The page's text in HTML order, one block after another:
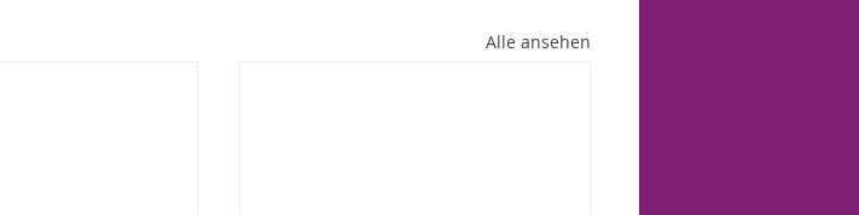
Alle ansehen